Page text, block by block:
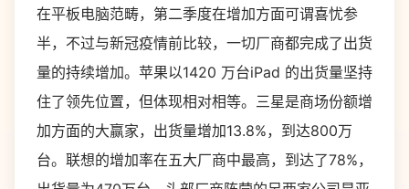
在平板电脑范畴，第二季度在增加方面可谓喜忧参
半，不过与新冠疫情前比较，一切厂商都完成了出货
量的持续增加。苹果以1420 万台iPad 的出货量坚持
住了领先位置，但体现相对相等。三星是商场份额增
加方面的大赢家，出货量增加13.8%，到达800万
台。联想的增加率在五大厂商中最高，到达了78%，